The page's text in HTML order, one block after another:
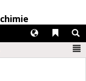
chimie
Liens
Langues